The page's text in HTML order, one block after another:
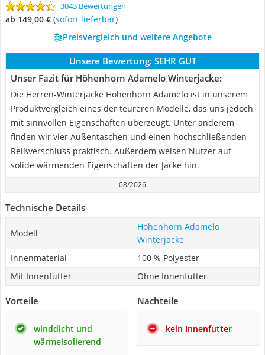
3043 Bewertungen
ab 149,00 € ( Sofort lieferbar)
Preisvergleich und weitere Angebote
Unsere Bewertung: SEHR GUT
Unser Fazit für Höhenhorn Adamelo Winterjacke:
Die Herren-Winterjacke Höhenhorn Adamelo ist in unserem
Produktvergleich eines der teureren Modelle, das uns jedoch
mit sinnvollen Eigenschaften überzeugt. Unter anderem
finden wir vier Außentaschen und einen hochschließenden
Reißverschluss praktisch. Außerdem weisen Nutzer auf
solide wärmenden Eigenschaften der Jacke hin.
08/2026
Technische Details
Modell
Höhenhorn Adamelo
Winterjacke
Innenmaterial
100 % Polyester
Mit Innenfutter
Ohne Innenfutter
Vorteile
winddicht und
wärmeisolierend
Nachteile
kein Innenfutter